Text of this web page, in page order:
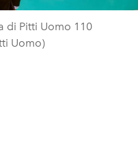
di Pitti Uomo 110
Uomo)